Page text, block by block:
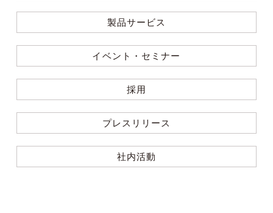
製品サービス
イベント・セミナー
採用
プレスリリース
社内活動